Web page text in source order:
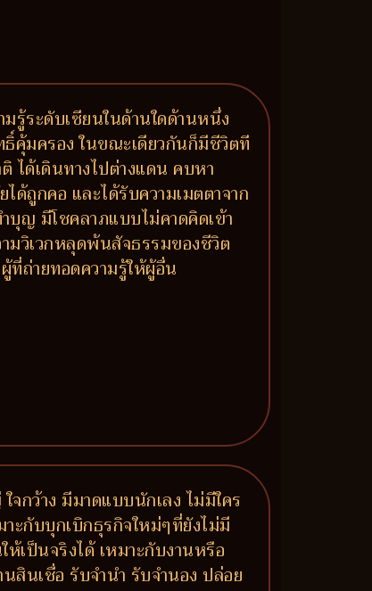
รู้ระดับเซียนในด้านใดด้านหนึ่ง
คุ้มครอง ในขณะเดียวกันก็มีชีวิตที
ได้เดินทางไปต่างแดน คบหา
ด้ถูกคอ และได้รับความเมตตาจาก
บุญ มีโชคลาภแบบไม่คาดคิดเข้า
มวิเวกหลุดพ้นสัจธรรมของชีวิต
ที่ถ่ายทอดความรู้ให้ผู้อื่น
กว้าง มีมาดแบบนักเลง ไม่มีใคร
ะกับบุกเบิกธุรกิจใหม่ๆที่ยังไม่มี
เป็นจริงได้ เหมาะกับงานหรือ
สินเชื่อ รับจำนำ รับจำนอง ปล่อย